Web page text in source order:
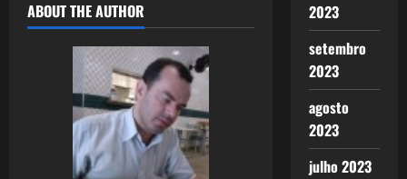
ABOUT THE AUTHOR
2023
setembro
2023
agosto
2023
julho 2023